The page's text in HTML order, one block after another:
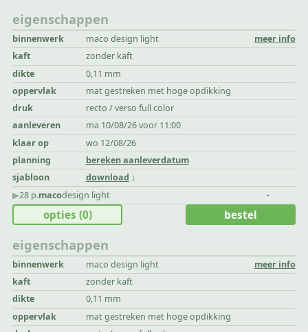
eigenschappen
binnenwerk maco design light
meer info
kaft
zonder kaft
dikte
0,11 mm
oppervlak
mat gestreken met hoge opdikking
druk
recto / verso full color
aanleveren
ma 10/08/26 voor 11:00
klaar op
wo 12/08/26
planning
bereken aanleverdatum
sjabloon
download
▶︎28 p.macodesign light -
eigenschappen
binnenwerk maco design light
meer info
kaft
zonder kaft
dikte
0,11 mm
oppervlak
mat gestreken met hoge opdikking
opties (0) bestel